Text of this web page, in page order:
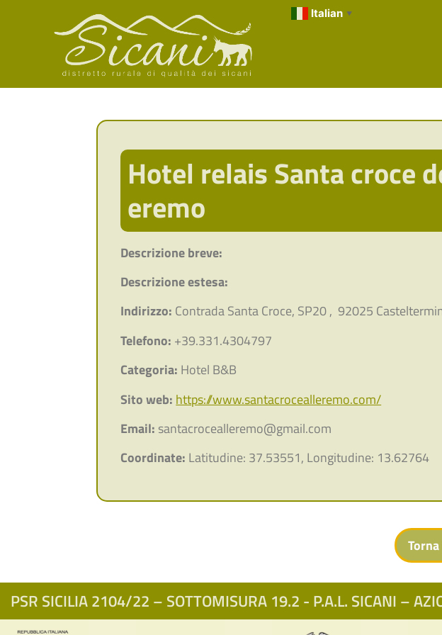
Italian ▼
Hotel relais Santa croce
eremo
Descrizione breve:
Descrizione estesa:
Indirizzo: Contrada Santa Croce, SP20 , 92025
Telefono: +39.331.4304797
Categoria: Hotel B&B
Sito web: https://www.santacrocealleremo.com/
Email: santacrocealleremo@gmail.com
Coordinate: Latitudine: 37.53551, Longitudine: 13.62764
PSR SICILIA 2104/22 – SOTTOMISURA 19.2 - P.A.L. SICANI –